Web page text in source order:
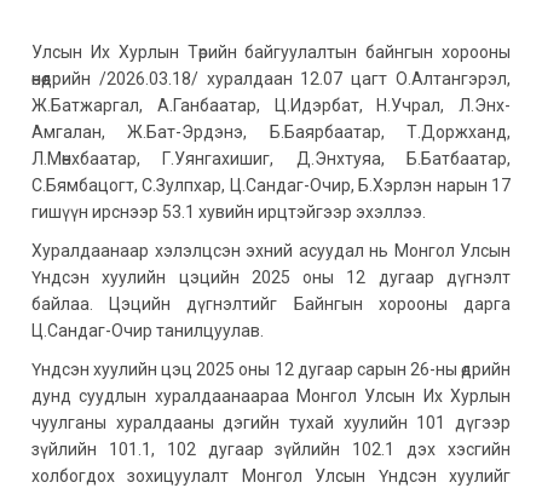
Улсын Их Хурлын Төрийн байгуулалтын байнгын хорооны
өнөөдрийн /2026.03.18/ хуралдаан 12.07 цагт О.Алтангэрэл,
Ж.Батжаргал, А.Ганбаатар, Ц.Идэрбат, Н.Учрал, Л.Энх-
Амгалан, Ж.Бат-Эрдэнэ, Б.Баярбаатар, Т.Доржханд,
Л.Мөнхбаатар, Г.Уянгахишиг, Д.Энхтуяа, Б.Батбаатар,
С.Бямбацогт, С.Зулпхар, Ц.Сандаг-Очир, Б.Хэрлэн нарын 17
гишүүн ирснээр 53.1 хувийн ирцтэйгээр эхэллээ.
Хуралдаанаар хэлэлцсэн эхний асуудал нь Монгол Улсын
Үндсэн хуулийн цэцийн 2025 оны 12 дугаар дүгнэлт
байлаа. Цэцийн дүгнэлтийг Байнгын хорооны дарга
Ц.Сандаг-Очир танилцуулав.
Үндсэн хуулийн цэц 2025 оны 12 дугаар сарын 26-ны өдрийн
дунд суудлын хуралдаанаараа Монгол Улсын Их Хурлын
чуулганы хуралдааны дэгийн тухай хуулийн 101 дүгээр
зүйлийн 101.1, 102 дугаар зүйлийн 102.1 дэх хэсгийн
холбогдох зохицуулалт Монгол Улсын Үндсэн хуулийг